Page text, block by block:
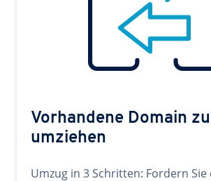
Vorhandene Domain
umziehen
Umzug in 3 Schritten: Fordern Sie